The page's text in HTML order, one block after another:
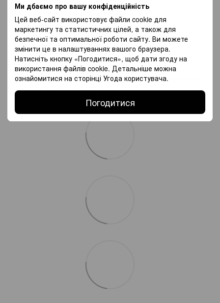
Ми дбаємо про вашу конфіденційність
Цей веб-сайт використовує файли cookie для
маркетингу та статистичних цілей, а також для
безпечної та оптимальної роботи сайту. Ви можете
змінити це в налаштуваннях вашого браузера.
Натисніть кнопку «Погодитися», щоб дати згоду на
використання файлів cookie. Детальніше можна
ознайомитися на сторінці Угода користувача.
Погодитися
До обраного
Доставка Оплата Гарантія
Самовивіз з нашого магазину — безкоштовно.
«Нововю поштою» по Україні — за тарифами перевізника.
Більше інформації про доставку